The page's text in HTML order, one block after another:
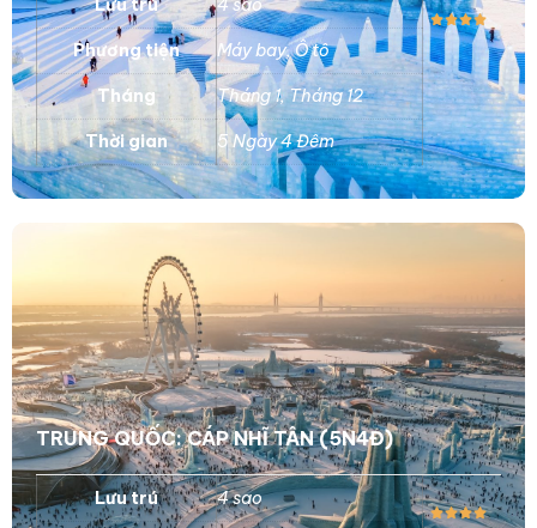
Lưu trú 4 sao
Phương tiện Máy bay,Ô tô
Tháng Tháng 1,Tháng 12
Thời gian 5 Ngày 4 Đêm
TRUNG QUỐC: CÁP NHĨ TÂN (5N4Đ)
Lưu trú 4 sao